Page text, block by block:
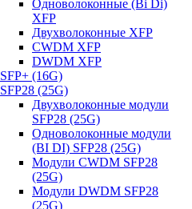
Одноволоконные (Bi Di)
XFP
Двухволоконные XFP
CWDM XFP
DWDM XFP
SFP+ (16G)
SFP28 (25G)
Двухволоконные модули
SFP28 (25G)
Одноволоконные модули
(BI DI) SFP28 (25G)
Модули CWDM SFP28
(25G)
Модули DWDM SFP28
(25G)